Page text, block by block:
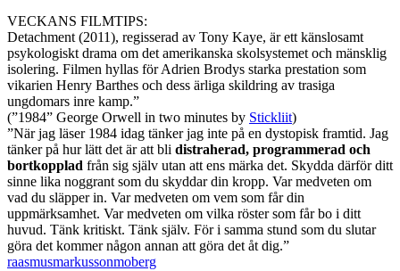
VECKANS FILMTIPS:
Detachment (2011), regisserad av Tony Kaye, är ett känslosamt
psykologiskt drama om det amerikanska skolsystemet och mänsklig
isolering. Filmen hyllas för Adrien Brodys starka prestation som
vikarien Henry Barthes och dess ärliga skildring av trasiga
ungdomars inre kamp.”
(”1984” George Orwell in two minutes by Stickliit)
”När jag läser 1984 idag tänker jag inte på en dystopisk framtid. Jag
tänker på hur lätt det är att bli distraherad, programmerad och
bortkopplad från sig själv utan att ens märka det. Skydda därför ditt
sinne lika noggrant som du skyddar din kropp. Var medveten om
vad du släpper in. Var medveten om vem som får din
uppmärksamhet. Var medveten om vilka röster som får bo i ditt
huvud. Tänk kritiskt. Tänk själv. För i samma stund som du slutar
göra det kommer någon annan att göra det åt dig.”
raasmusmarkussonmoberg